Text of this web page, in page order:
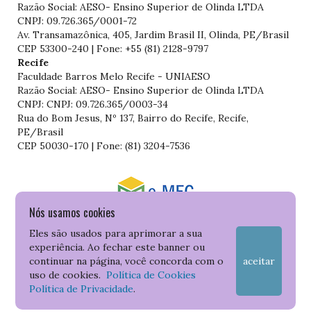
Nós usamos cookies
Eles são usados para aprimorar a sua
experiência. Ao fechar este banner ou
continuar na página, você concorda com o
uso de cookies.Política de Cookies
Política de Privacidade.
aceitar
Razão Social: AESO- Ensino Superior de Olinda LTDA
CNPJ: 09.726.365/0001-72
Av. Transamazônica, 405, Jardim Brasil II, Olinda, PE/Brasil
CEP 53300-240 | Fone: +55 (81) 2128-9797
Recife
Faculdade Barros Melo Recife - UNIAESO
Razão Social: AESO- Ensino Superior de Olinda LTDA
CNPJ: CNPJ: 09.726.365/0003-34
Rua do Bom Jesus, Nº 137, Bairro do Recife, Recife,
PE/Brasil
CEP 50030-170 | Fone: (81) 3204-7536
Consulte o cadastro da Instituição no Sistema do e-MEC